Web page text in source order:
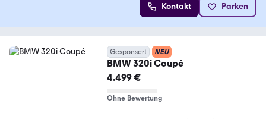
Kontakt Parken
Gesponsert NEU
BMW 320i Coupé
4.499 €
Ohne Bewertung